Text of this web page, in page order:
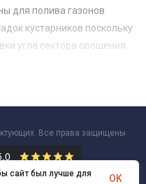
для полива газонов
кустарников поскольку
угла сектора орошения.
радиуса и сектора;
до 360° для моделей 18-
Все права защищены
сайт был лучше для
OK